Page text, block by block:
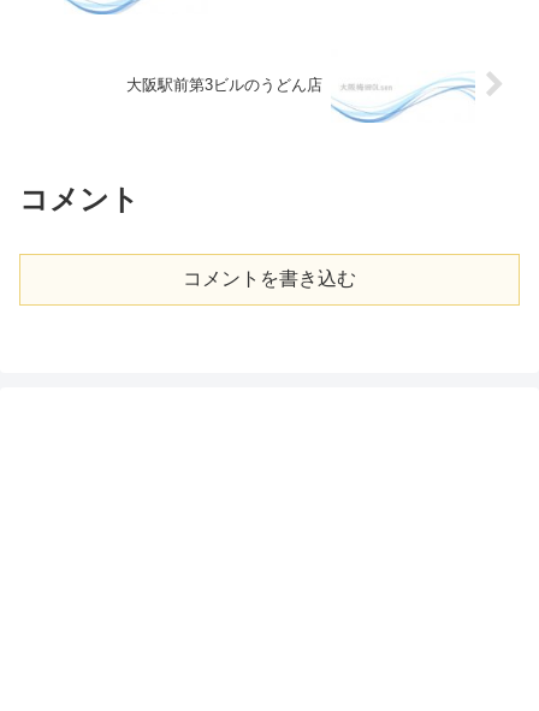
大阪駅前第3ビルのうどん店
コメント
コメントを書き込む